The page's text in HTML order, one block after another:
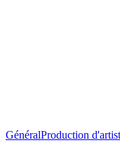
GénéralProduction